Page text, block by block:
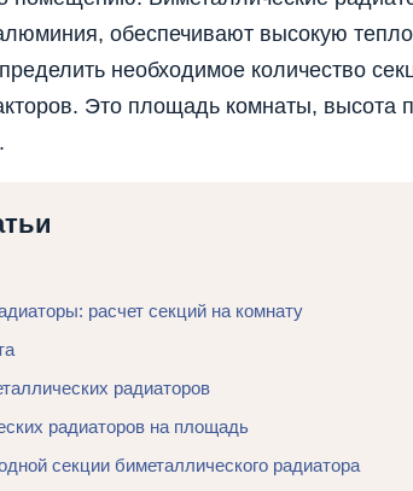
обеспечивают высокую
необходимое количество
Это площадь комнаты, высота
расчет секций на комнату
радиаторов
радиаторов на площадь
секции биметаллического радиатора